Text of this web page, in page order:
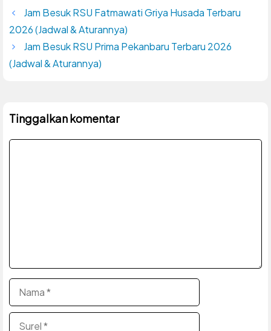
Jam Besuk RSU Fatmawati Griya Husada Terbaru
2026 (Jadwal & Aturannya)
Jam Besuk RSU Prima Pekanbaru Terbaru 2026
(Jadwal & Aturannya)
Tinggalkan komentar
Komentar
Nama
Surel